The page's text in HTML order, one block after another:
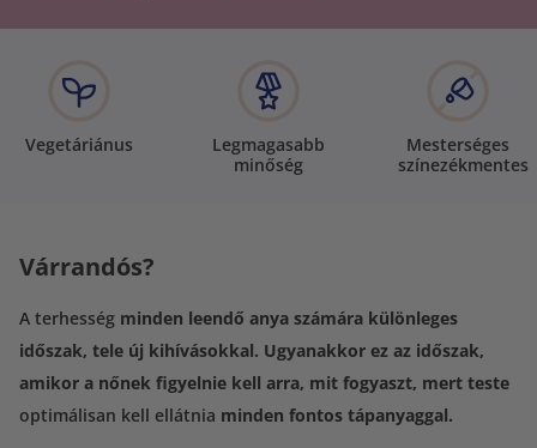
Vegetáriánus
Legmagasabb
minőség
Mesterséges
színezékmentes
Várrandós?
A terhesség minden leendő anya számára különleges
időszak, tele új kihívásokkal. Ugyanakkor ez az időszak,
amikor a nőnek figyelnie kell arra, mit fogyaszt, mert teste
optimálisan kell ellátnia minden fontos tápanyaggal.